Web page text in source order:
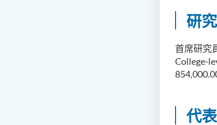
研究
首席研究
College-
代